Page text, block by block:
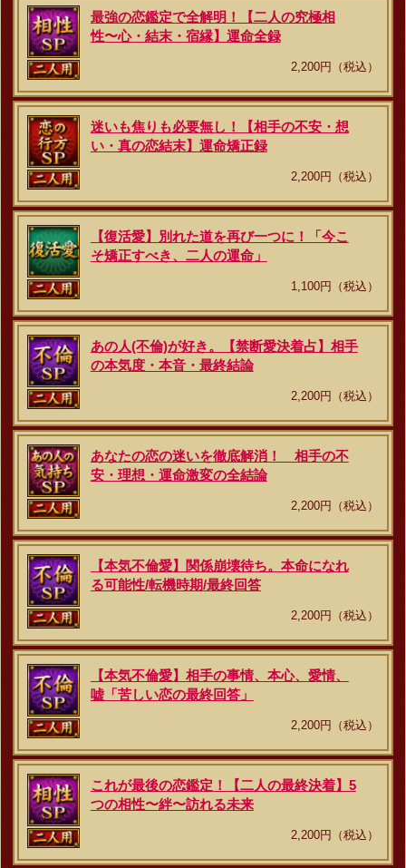
最強の恋鑑定で全解明！【二人の究極相
性〜心・結末・宿縁】運命全録
2,200円（税込）
迷いも焦りも必要無し！【相手の不安・想
い・真の恋結末】運命矯正録
2,200円（税込）
【復活愛】別れた道を再び一つに！「今こ
そ矯正すべき、二人の運命」
1,100円（税込）
あの人(不倫)が好き。【禁断愛決着占】相手
の本気度・本音・最終結論
2,200円（税込）
あなたの恋の迷いを徹底解消！ 相手の不
安・理想・運命激変の全結論
2,200円（税込）
【本気不倫愛】関係崩壊待ち。本命になれ
る可能性/転機時期/最終回答
2,200円（税込）
【本気不倫愛】相手の事情、本心、愛情、
嘘「苦しい恋の最終回答」
2,200円（税込）
これが最後の恋鑑定！【二人の最終決着】5
つの相性〜絆〜訪れる未来
2,200円（税込）